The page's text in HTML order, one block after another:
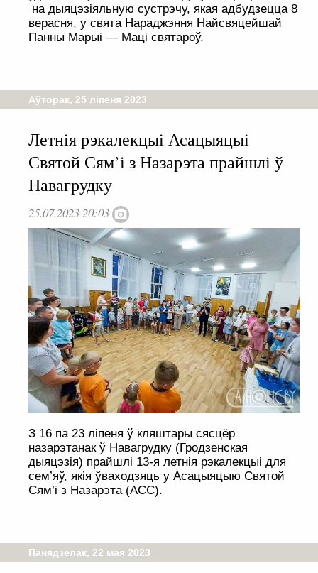
на дыяцэзіяльную сустрэчу, якая адбудзецца 8
верасня, у свята Нараджэння Найсвяцейшай
Панны Марыі — Маці святароў.
Аўторак, 25 ліпеня 2023
Летнія рэкалекцыі Асацыяцыі
Святой Сям’і з Назарэта прайшлі ў
Навагрудку
25.07.2023 20:03
З 16 па 23 ліпеня ў кляштары сясцёр
назарэтанак ў Навагрудку (Гродзенская
дыяцэзія) прайшлі 13-я летнія рэкалекцыі для
сем’яў, якія ўваходзяць у Асацыяцыю Святой
Сям’і з Назарэта (АСС).
Панядзелак, 22 мая 2023